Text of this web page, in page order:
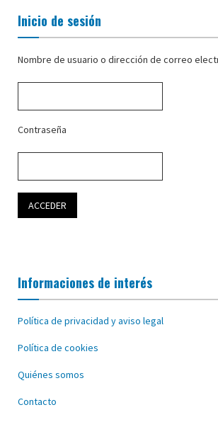
Inicio de sesión
Nombre de usuario o dirección de correo
Contraseña
Informaciones de interés
Política de privacidad y aviso legal
Política de cookies
Quiénes somos
Contacto